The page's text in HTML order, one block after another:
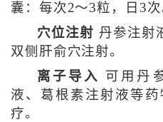
囊：每次2～3粒，日3次
穴位注射 丹参注射
双侧肝俞穴注射。
离子导入
可用丹
液、葛根素注射液等
疗。